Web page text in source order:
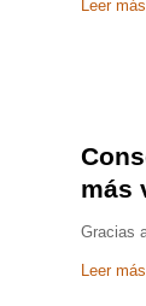
Leer más
más
Gracias
Leer más